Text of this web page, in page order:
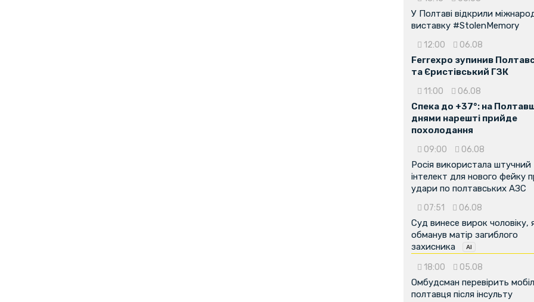
У Полтаві відкрили
виставку #StolenMemory
12:00 06.08
Ferrexpo зупинив
та Єристівський ГЗК
11:00 06.08
Спека до +37°: на
днями нарешті прийде
похолодання
09:00 06.08
Росія використала штучний
інтелект для нового фейку
удари по полтавських АЗС
07:51 06.08
Суд винесе вирок чоловіку,
обманув матір загиблого
захисника
18:00 05.08
Омбудсман перевірить
полтавця після інсульту